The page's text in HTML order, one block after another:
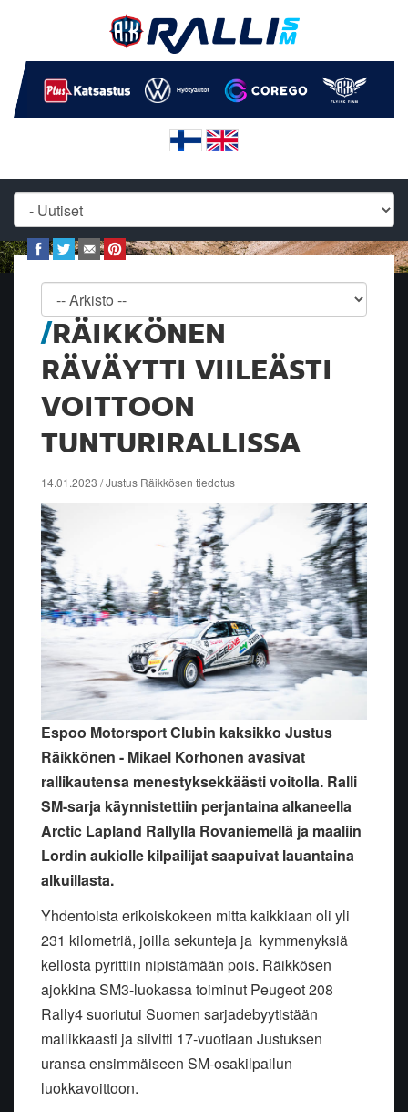
RÄIKKÖNEN
RÄVÄYTTI VIILEÄSTI
VOITTOON
TUNTURIRALLISSA
14.01.2023 / Justus Räikkösen tiedotus
Espoo Motorsport Clubin kaksikko Justus
Räikkönen - Mikael Korhonen avasivat
rallikautensa menestyksekkäästi voitolla. Ralli
SM-sarja käynnistettiin perjantaina alkaneella
Arctic Lapland Rallylla Rovaniemellä ja maaliin
Lordin aukiolle kilpailijat saapuivat lauantaina
alkuillasta.
Yhdentoista erikoiskokeen mitta kaikkiaan oli yli
231 kilometriä, joilla sekunteja ja kymmenyksiä
kellosta pyrittiin nipistämään pois. Räikkösen
ajokkina SM3-luokassa toiminut Peugeot 208
Rally4 suoriutui Suomen sarjadebyytistään
mallikkaasti ja siivitti 17-vuotiaan Justuksen
uransa ensimmäiseen SM-osakilpailun
luokkavoittoon.